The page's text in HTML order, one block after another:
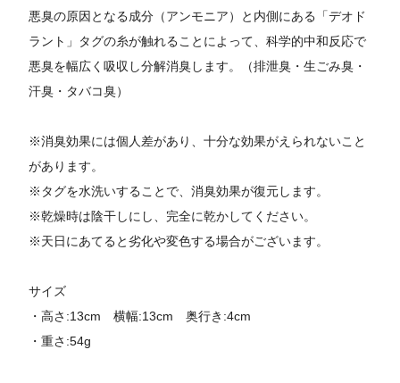
悪臭の原因となる成分（アンモニア）と内側にある「デオド
ラント」タグの糸が触れることによって、科学的中和反応で
悪臭を幅広く吸収し分解消臭します。（排泄臭・生ごみ臭・
汗臭・タバコ臭）
※消臭効果には個人差があり、十分な効果がえられないこと
があります。
※タグを水洗いすることで、消臭効果が復元します。
※乾燥時は陰干しにし、完全に乾かしてください。
※天日にあてると劣化や変色する場合がございます。
サイズ
・高さ:13cm 横幅:13cm 奥行き:4cm
・重さ:54g